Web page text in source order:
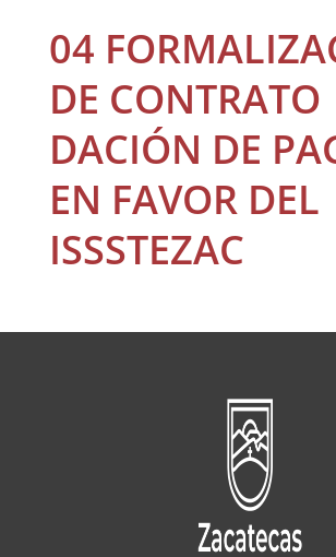
04
DE CONTRATO
DACIÓN DE
EN FAVOR DEL
ISSSTEZAC